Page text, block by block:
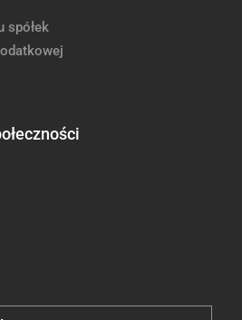
spółek